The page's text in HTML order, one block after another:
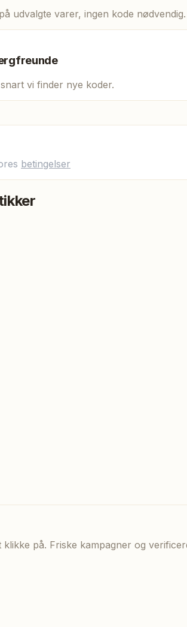
udvalgte varer, ingen kode nødvendig.
vi finder nye koder.
betingelser
på. Friske kampagner og